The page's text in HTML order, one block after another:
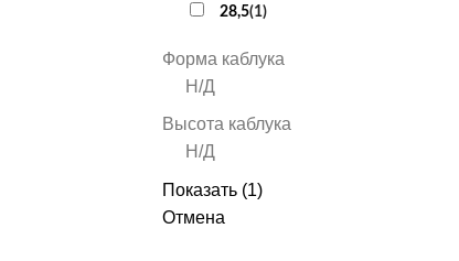
28,5(1)
Форма каблука
Н/Д
Высота каблука
Н/Д
Показать (1)
Отмена